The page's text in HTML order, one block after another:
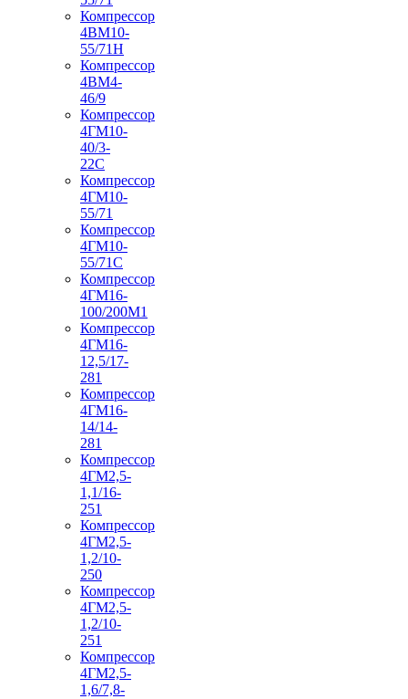
Компрессор
4ВМ10-
55/71Н
Компрессор
4ВМ4-
46/9
Компрессор
4ГМ10-
40/3-
22С
Компрессор
4ГМ10-
55/71
Компрессор
4ГМ10-
55/71С
Компрессор
4ГМ16-
100/200М1
Компрессор
4ГМ16-
12,5/17-
281
Компрессор
4ГМ16-
14/14-
281
Компрессор
4ГМ2,5-
1,1/16-
251
Компрессор
4ГМ2,5-
1,2/10-
250
Компрессор
4ГМ2,5-
1,2/10-
251
Компрессор
4ГМ2,5-
1,6/7,8-